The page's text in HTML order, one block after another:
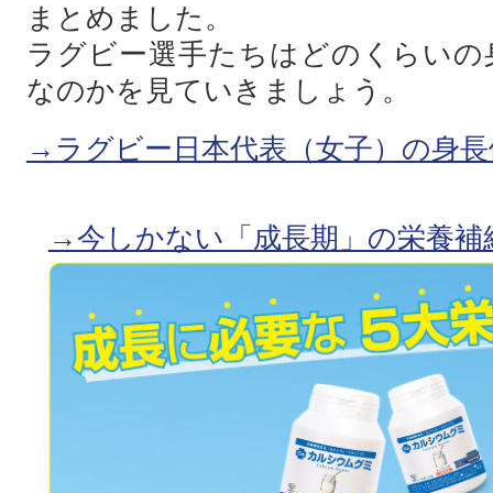
まとめました。
ラグビー選手たちはどのくらいの
なのかを見ていきましょう。
→ラグビー日本代表（女子）の身
→今しかない「成長期」の栄養